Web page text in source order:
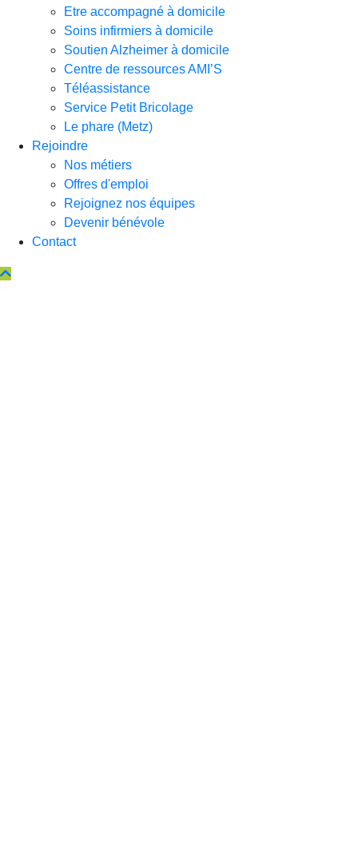
Etre accompagné à domicile
Soins infirmiers à domicile
Soutien Alzheimer à domicile
Centre de ressources AMI’S
Téléassistance
Service Petit Bricolage
Le phare (Metz)
Rejoindre
Nos métiers
Offres d'emploi
Rejoignez nos équipes
Devenir bénévole
Contact